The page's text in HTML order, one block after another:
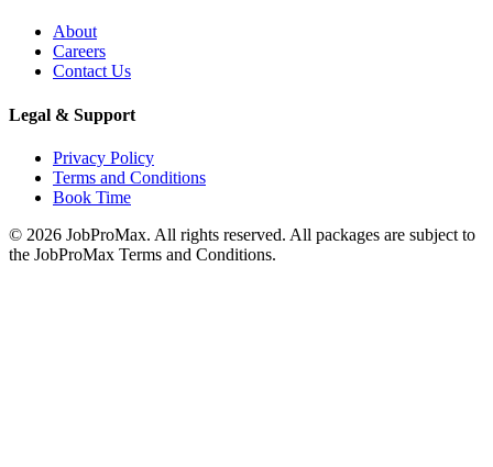
About
Careers
Contact Us
Legal & Support
Privacy Policy
Terms and Conditions
Book Time
© 2026 JobProMax. All rights reserved. All packages are subject to
the JobProMax Terms and Conditions.